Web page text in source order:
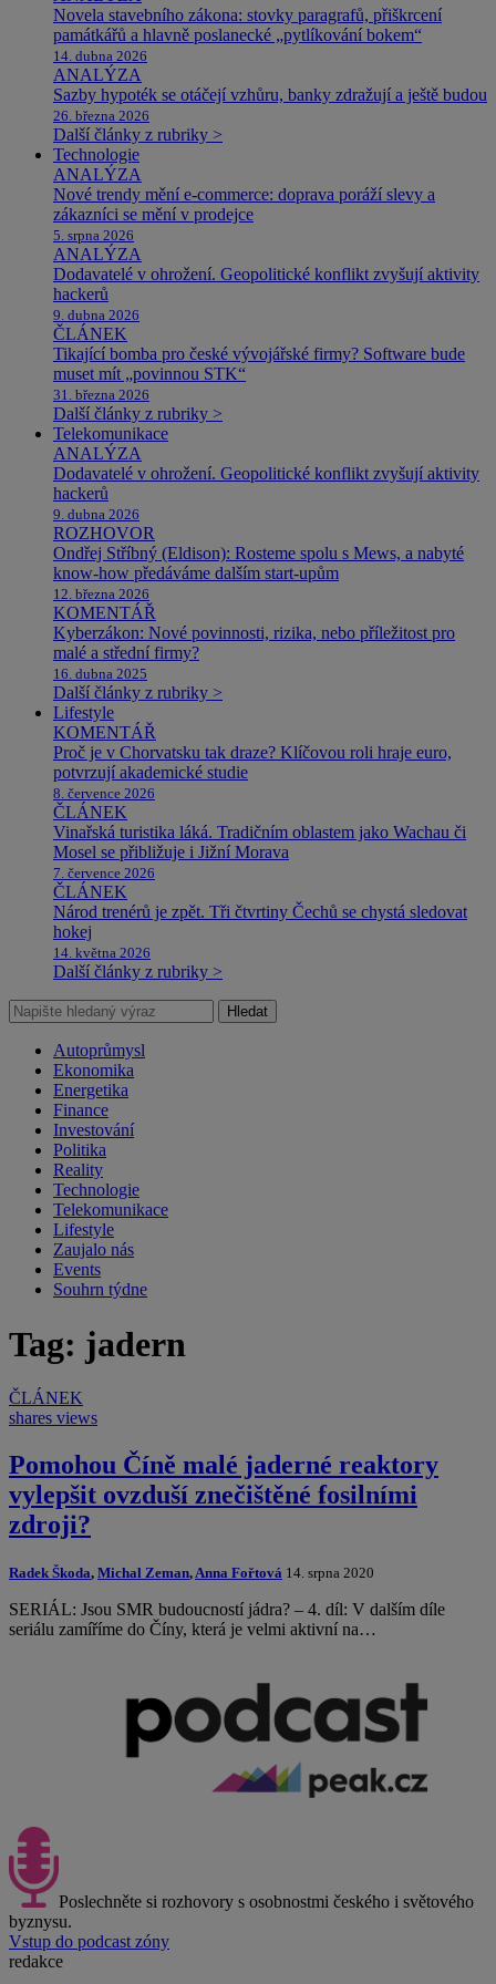
Novela stavebního zákona: stovky paragrafů, přiškrcení
památkářů a hlavně poslanecké „pytlíkování bokem“
14. dubna 2026
ANALÝZA
Sazby hypoték se otáčejí vzhůru, banky zdražují a ještě budou
26. března 2026
Další články z rubriky >
Technologie
ANALÝZA
Nové trendy mění e-commerce: doprava poráží slevy a
zákazníci se mění v prodejce
5. srpna 2026
ANALÝZA
Dodavatelé v ohrožení. Geopolitické konflikt zvyšují aktivity
hackerů
9. dubna 2026
ČLÁNEK
Tikající bomba pro české vývojářské firmy? Software bude
muset mít „povinnou STK“
31. března 2026
Další články z rubriky >
Telekomunikace
ANALÝZA
Dodavatelé v ohrožení. Geopolitické konflikt zvyšují aktivity
hackerů
9. dubna 2026
ROZHOVOR
Ondřej Stříbný (Eldison): Rosteme spolu s Mews, a nabyté
know-how předáváme dalším start-upům
12. března 2026
KOMENTÁŘ
Kyberzákon: Nové povinnosti, rizika, nebo příležitost pro
malé a střední firmy?
16. dubna 2025
Další články z rubriky >
Lifestyle
KOMENTÁŘ
Proč je v Chorvatsku tak draze? Klíčovou roli hraje euro,
potvrzují akademické studie
8. července 2026
ČLÁNEK
Vinařská turistika láká. Tradičním oblastem jako Wachau či
Mosel se přibližuje i Jižní Morava
7. července 2026
ČLÁNEK
Národ trenérů je zpět. Tři čtvrtiny Čechů se chystá sledovat
hokej
14. května 2026
Další články z rubriky >
Hledat
Autoprůmysl
Ekonomika
Energetika
Finance
Investování
Politika
Reality
Technologie
Telekomunikace
Lifestyle
Zaujalo nás
Events
Souhrn týdne
Tag: jadern
ČLÁNEK
shares views
Pomohou Číně malé jaderné reaktory
vylepšit ovzduší znečištěné fosilními
zdroji?
Radek Škoda, Michal Zeman, Anna Fořtová 14. srpna 2020
SERIÁL: Jsou SMR budoucností jádra? – 4. díl: V dalším díle
seriálu zamíříme do Číny, která je velmi aktivní na…
Poslechněte si rozhovory s osobnostmi českého i světového
byznysu.
Vstup do podcast zóny
redakce